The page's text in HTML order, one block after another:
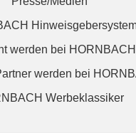
werden bei HORNBACH
werden bei
Werbeklassiker